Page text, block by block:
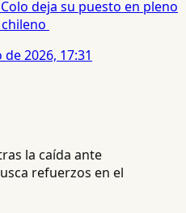
deja su puesto en pleno
2026, 17:31